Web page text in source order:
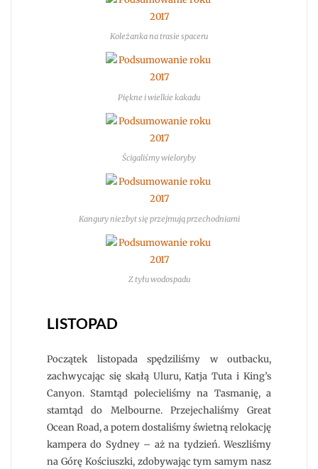
Koleżanka na trasie spaceru
Piękne i wielkie kakadu
Ścigaliśmy wieloryby
Kangury niezbyt się przejmują przechodniami
Z tyłu wodospadu
LISTOPAD
Początek listopada spędziliśmy w outbacku,
zachwycając się skałą Uluru, Katja Tuta i King’s
Canyon. Stamtąd polecieliśmy na Tasmanię, a
stamtąd do Melbourne. Przejechaliśmy Great
Ocean Road, a potem dostaliśmy świetną relokację
kampera do Sydney – aż na tydzień. Weszliśmy
na Górę Kościuszki, zdobywając tym samym nasz